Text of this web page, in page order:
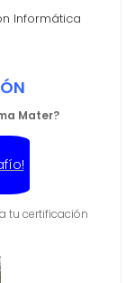
Informática
Mater?
tu certificación